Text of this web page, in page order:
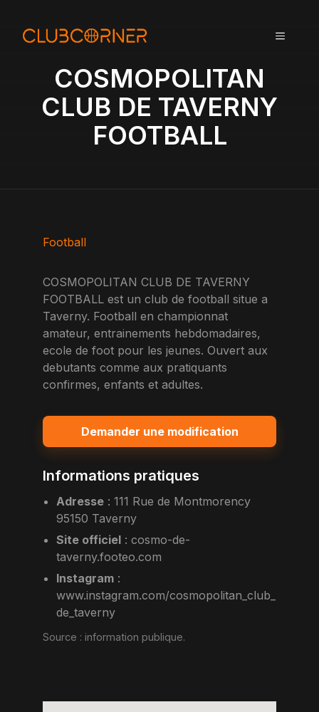
MENU
COSMOPOLITAN
CLUB DE TAVERNY
FOOTBALL
Football
COSMOPOLITAN CLUB DE TAVERNY
FOOTBALL est un club de football situe a
Taverny. Football en championnat
amateur, entrainements hebdomadaires,
ecole de foot pour les jeunes. Ouvert aux
debutants comme aux pratiquants
confirmes, enfants et adultes.
Demander une modification
Informations pratiques
Adresse :111 Rue de Montmorency
95150 Taverny
Site officiel :cosmo-de-
taverny.footeo.com
Instagram :
www.instagram.com/cosmopolitan_club_
de_taverny
Source : information publique.